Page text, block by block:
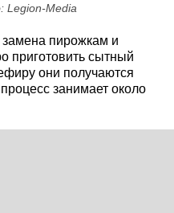
Media
пирожкам и
приготовить сытный
они получаются
занимает около